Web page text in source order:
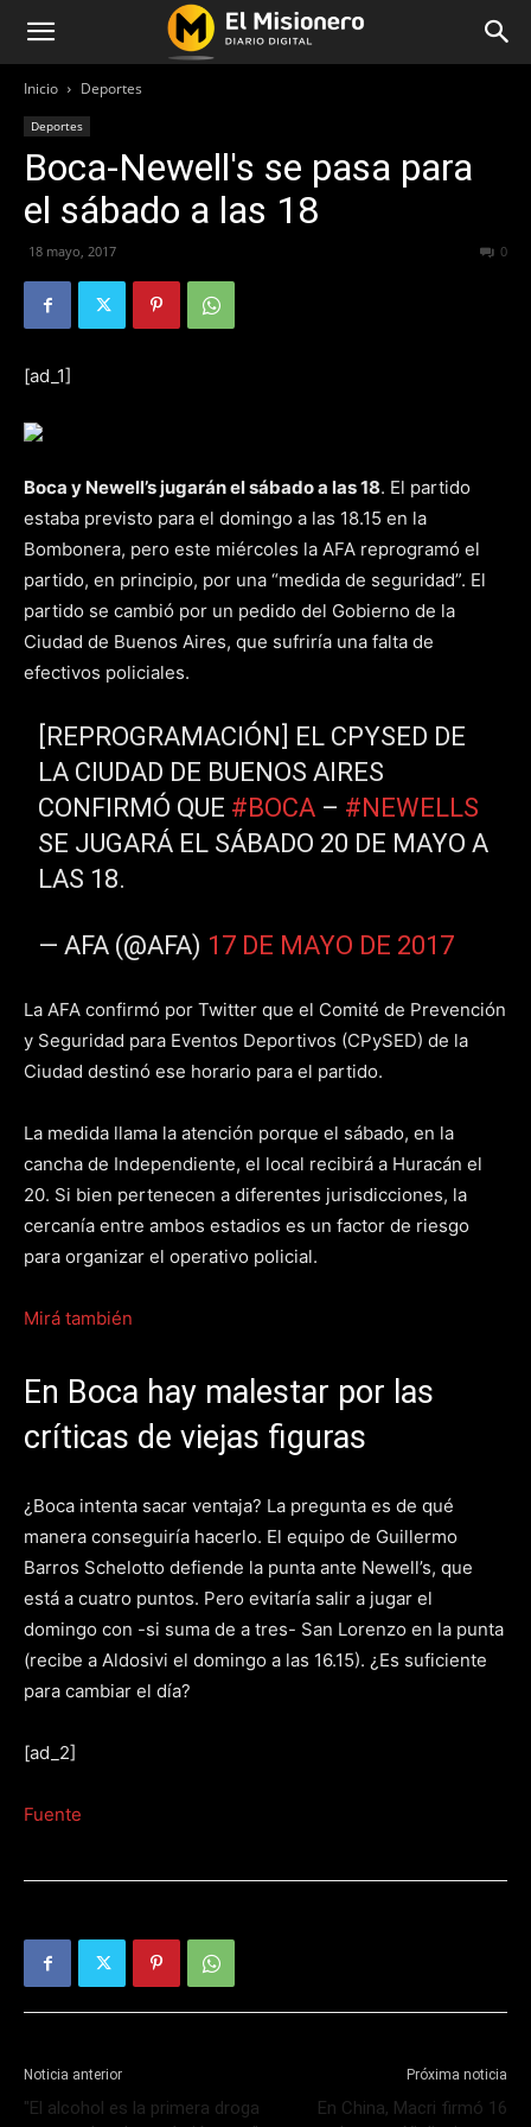
Inicio Deportes
Deportes
Boca-Newell's se pasa para
el sábado a las 18
18 mayo, 2017 0
[ad_1]
Boca y Newell’s jugarán el sábado a las 18. El partido
estaba previsto para el domingo a las 18.15 en la
Bombonera, pero este miércoles la AFA reprogramó el
partido, en principio, por una “medida de seguridad”. El
partido se cambió por un pedido del Gobierno de la
Ciudad de Buenos Aires, que sufriría una falta de
efectivos policiales.
[REPROGRAMACIÓN] EL CPYSED DE
LA CIUDAD DE BUENOS AIRES
CONFIRMÓ QUE #BOCA – #NEWELLS
SE JUGARÁ EL SÁBADO 20 DE MAYO A
LAS 18.
— AFA (@AFA) 17 DE MAYO DE 2017
La AFA confirmó por Twitter que el Comité de Prevención
y Seguridad para Eventos Deportivos (CPySED) de la
Ciudad destinó ese horario para el partido.
La medida llama la atención porque el sábado, en la
cancha de Independiente, el local recibirá a Huracán el
20. Si bien pertenecen a diferentes jurisdicciones, la
cercanía entre ambos estadios es un factor de riesgo
para organizar el operativo policial.
Mirá también
En Boca hay malestar por las
críticas de viejas figuras
¿Boca intenta sacar ventaja? La pregunta es de qué
manera conseguiría hacerlo. El equipo de Guillermo
Barros Schelotto defiende la punta ante Newell’s, que
está a cuatro puntos. Pero evitaría salir a jugar el
domingo con -si suma de a tres- San Lorenzo en la punta
(recibe a Aldosivi el domingo a las 16.15). ¿Es suficiente
para cambiar el día?
[ad_2]
Fuente
Noticia anterior
"El alcohol es la primera droga
Próxima noticia
En China, Macri firmó 16